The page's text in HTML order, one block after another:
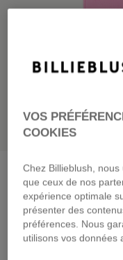
Payez en 4 fois sans
🔒Paiement sécurisé &
VOS
COOKIES
Chez Billieblush,
que ceux de nos
expérience optimale
présenter des
préférences. Nous
utilisons vos données